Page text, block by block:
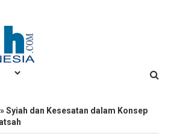
»Syiah dan Kesesatan dalam Konsep